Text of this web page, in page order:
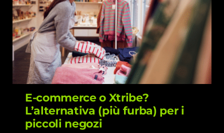
E-commerce o Xtribe? L’alternativa
(più furba) per i piccoli negozi
E-commerce o Xtribe?
L’alternativa (più furba) per i
piccoli negozi